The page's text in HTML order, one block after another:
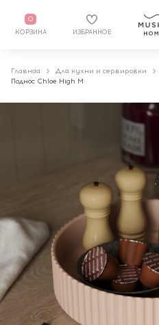
0
КОРЗИНА ИЗБРАННОЕ
Главная Для кухни и сервировки
Поднос Chloe High M